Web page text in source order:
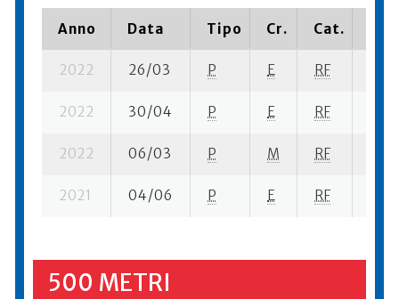
Anno Data Tipo Cr. Cat.
2022 26/03 P E RF
2022 30/04 P E RF
2022 06/03 P M RF
2021 04/06 P E RF
500 METRI